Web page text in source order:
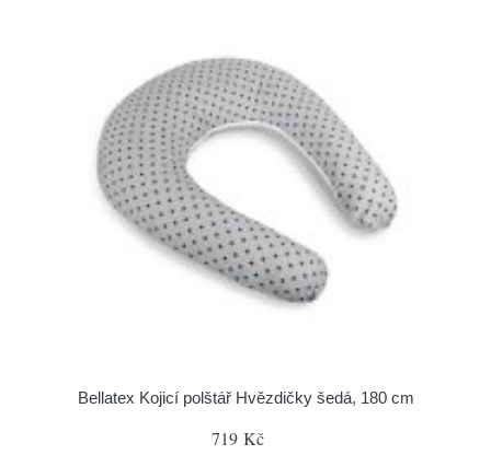
Bellatex Kojicí polštář Hvězdičky šedá, 180 cm
719 Kč